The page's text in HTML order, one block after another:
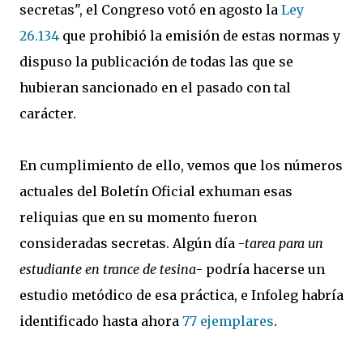
secretas", el Congreso votó en agosto la Ley
26.134 que prohibió la emisión de estas normas y
dispuso la publicación de todas las que se
hubieran sancionado en el pasado con tal
carácter.
En cumplimiento de ello, vemos que los números
actuales del Boletín Oficial exhuman esas
reliquias que en su momento fueron
consideradas secretas. Algún día -tarea para un
estudiante en trance de tesina- podría hacerse un
estudio metódico de esa práctica, e Infoleg habría
identificado hasta ahora 77 ejemplares.